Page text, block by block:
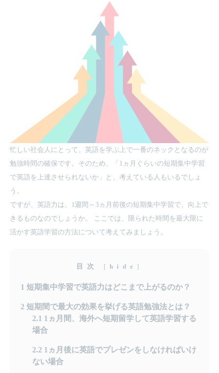
忙しい社会人にとって、英語を学ぶ上で一番のネックとなるのが
勉強時間の確保です。そのため、「1ヵ月ぐらいの短期集中学習
で英語を上達させられないか」と、考えている人もいるでしょ
う。
ですが、英語力は、1週間～3ヵ月前後の短期集中学習で、向上で
きるものなのでしょうか。 ここでは、限られた時間を最大限に
活かす英語学習の方法について考えてみましょう。
目次 [ hide ]
1 短期集中学習で英語力はどこまで上がるのか？
2 短期間で最大の効果を挙げる英語勉強法とは？
2.1 1ヵ月間、海外へ短期留学して英語学習する
場合
2.2 1ヵ月後に英語でプレゼンをしなければいけ
ない場合